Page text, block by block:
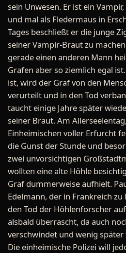
sein Unwesen. Er ist ein
und mal als Fledermaus in
Tages beschließt er die junge
seiner Vampir-Braut zu
gerade einen anderen Mann
Grafen aber so ziemlich egal
ist, wird der Graf von den
verurteilt und in den Tod
taucht einige Jahre später
seiner Braut. Am
Einheimischen voller Erfurcht
die Gunst der Stunde und
zwei unvorsichtigen
wollten eine alte Höhle
Graf dummerweise aufhielt.
Edelmann, der in Frankreich
den Tod der Höhlenforscher
alsbald überrascht, da auch
verschwindet und wenig
Die einheimische Polizei will